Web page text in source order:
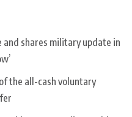
and shares military update in
the all-cash voluntary